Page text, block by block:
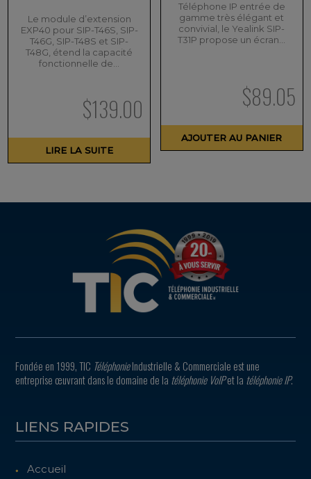
Le module d’extension
EXP40 pour SIP-T46S, SIP-
T46G, SIP-T48S et SIP-
T48G, étend la capacité
fonctionnelle de…
$139.00
LIRE LA SUITE
Téléphone IP entrée de
gamme très élégant et
convivial, le Yealink SIP-
T31P propose un écran…
$89.05
AJOUTER AU PANIER
Fondée en 1999, TIC TéléphonieIndustrielle & Commerciale est une
entreprise œuvrant dans le domaine de la téléphonie VoIPet la téléphonie IP.
LIENS RAPIDES
Accueil